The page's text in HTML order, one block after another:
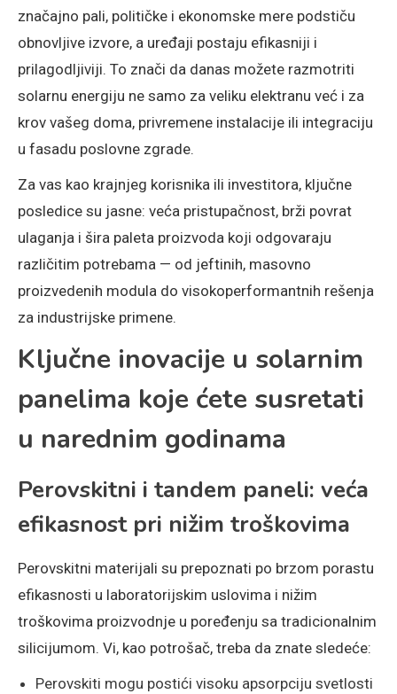
značajno pali, političke i ekonomske mere podstiču
obnovljive izvore, a uređaji postaju efikasniji i
prilagodljiviji. To znači da danas možete razmotriti
solarnu energiju ne samo za veliku elektranu već i za
krov vašeg doma, privremene instalacije ili integraciju
u fasadu poslovne zgrade.
Za vas kao krajnjeg korisnika ili investitora, ključne
posledice su jasne: veća pristupačnost, brži povrat
ulaganja i šira paleta proizvoda koji odgovaraju
različitim potrebama — od jeftinih, masovno
proizvedenih modula do visokoperformantnih rešenja
za industrijske primene.
Ključne inovacije u solarnim
panelima koje ćete susretati
u narednim godinama
Perovskitni i tandem paneli: veća
efikasnost pri nižim troškovima
Perovskitni materijali su prepoznati po brzom porastu
efikasnosti u laboratorijskim uslovima i nižim
troškovima proizvodnje u poređenju sa tradicionalnim
silicijumom. Vi, kao potrošač, treba da znate sledeće:
Perovskiti mogu postići visoku apsorpciju svetlosti